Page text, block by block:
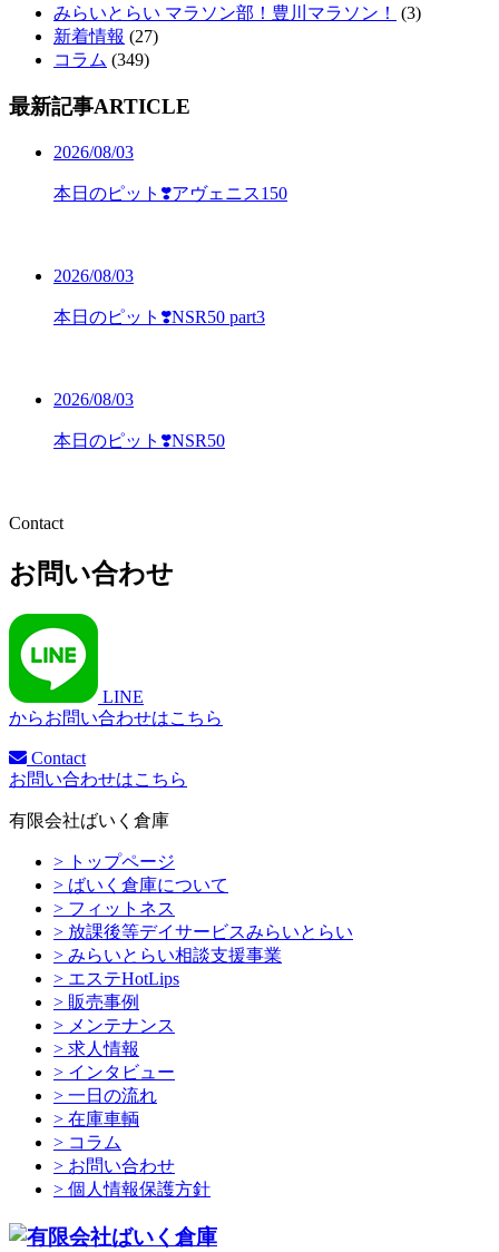
みらいとらい マラソン部！豊川マラソン！
(3)
新着情報 (27)
コラム (349)
最新記事ARTICLE
2026/08/03
本日のピット❣️アヴェニス150
2026/08/03
本日のピット❣️NSR50 part3
2026/08/03
本日のピット❣️NSR50
Contact
お問い合わせ
LINE
からお問い合わせはこちら
Contact
お問い合わせはこちら
有限会社ばいく倉庫
> トップページ
> ばいく倉庫について
> フィットネス
> 放課後等デイサービスみらいとらい
> みらいとらい相談支援事業
> エステHotLips
> 販売事例
> メンテナンス
> 求人情報
> インタビュー
> 一日の流れ
> 在庫車輌
> コラム
> お問い合わせ
> 個人情報保護方針